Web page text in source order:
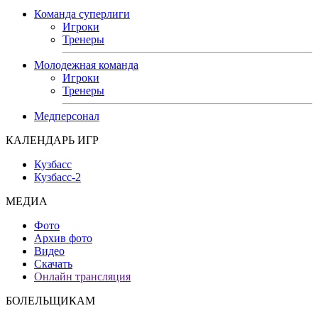
Команда суперлиги
Игроки
Тренеры
Молодежная команда
Игроки
Тренеры
Медперсонал
КАЛЕНДАРЬ ИГР
Кузбасс
Кузбасс-2
МЕДИА
Фото
Архив фото
Видео
Скачать
Онлайн трансляция
БОЛЕЛЬЩИКАМ